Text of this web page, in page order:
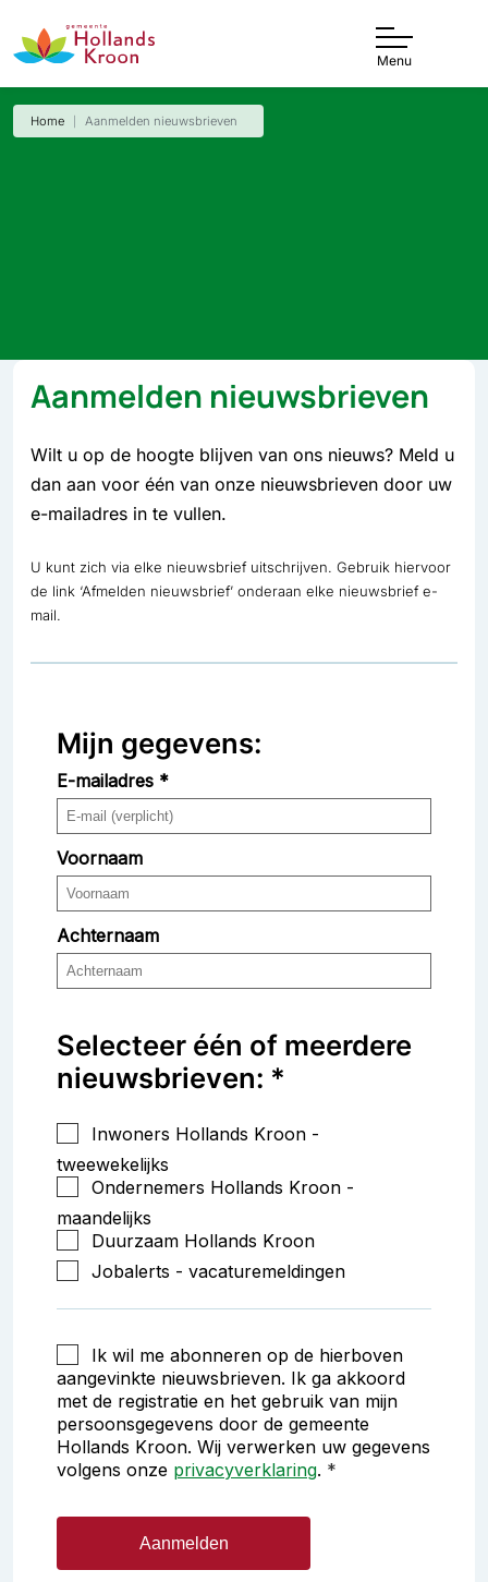
Menu
Home Aanmelden nieuwsbrieven
Aanmelden nieuwsbrieven
Wilt u op de hoogte blijven van ons nieuws? Meld u
dan aan voor één van onze nieuwsbrieven door uw
e-mailadres in te vullen.
U kunt zich via elke nieuwsbrief uitschrijven. Gebruik hiervoor
de link ‘Afmelden nieuwsbrief’ onderaan elke nieuwsbrief e-
mail.